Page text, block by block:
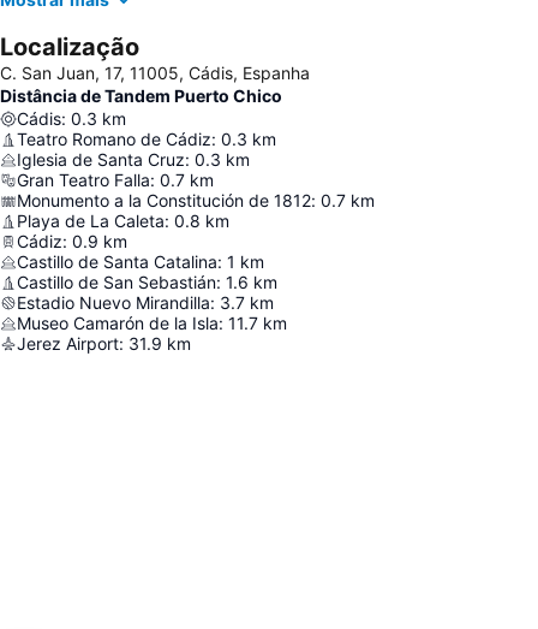
Localização
C. San Juan, 17, 11005, Cádis, Espanha
Distância de Tandem Puerto Chico
Cádis: 0.3 km
Teatro Romano de Cádiz: 0.3 km
Iglesia de Santa Cruz: 0.3 km
Gran Teatro Falla: 0.7 km
Monumento a la Constitución de 1812: 0.7 km
Playa de La Caleta: 0.8 km
Cádiz: 0.9 km
Castillo de Santa Catalina: 1 km
Castillo de San Sebastián: 1.6 km
Estadio Nuevo Mirandilla: 3.7 km
Museo Camarón de la Isla: 11.7 km
Jerez Airport: 31.9 km